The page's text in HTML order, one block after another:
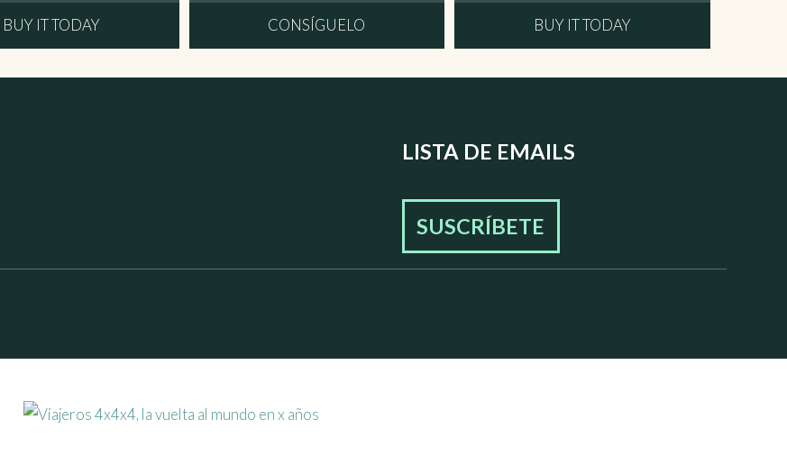
BUY IT TODAY CONSÍGUELO BUY IT TODAY
LISTA DE EMAILS
SUSCRÍBETE